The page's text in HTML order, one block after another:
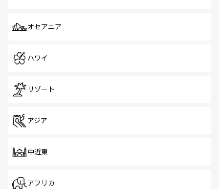
オセアニア
ハワイ
リゾート
アジア
中近東
アフリカ